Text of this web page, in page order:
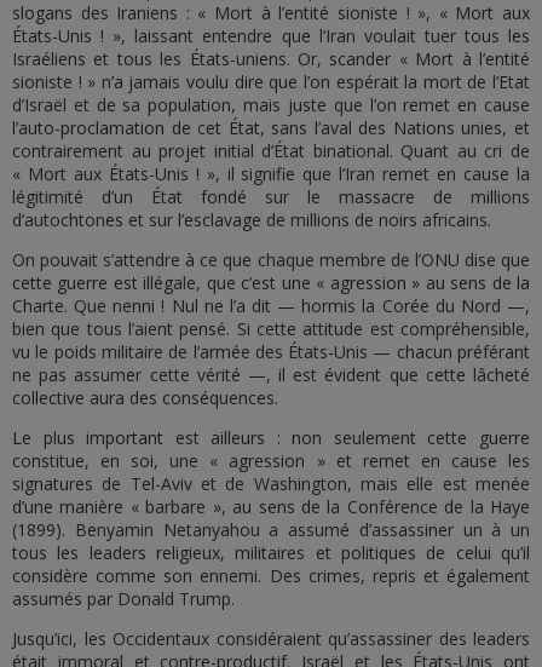
slogans des Iraniens : « Mort à l’entité sioniste ! », « Mort aux
États-Unis ! », laissant entendre que l’Iran voulait tuer tous les
Israéliens et tous les États-uniens. Or, scander « Mort à l’entité
sioniste ! » n’a jamais voulu dire que l’on espérait la mort de l’Etat
d’Israël et de sa population, mais juste que l’on remet en cause
l’auto-proclamation de cet État, sans l’aval des Nations unies, et
contrairement au projet initial d’État binational. Quant au cri de
« Mort aux États-Unis ! », il signifie que l’Iran remet en cause la
légitimité d’un État fondé sur le massacre de millions
d’autochtones et sur l’esclavage de millions de noirs africains.
On pouvait s’attendre à ce que chaque membre de l’ONU dise que
cette guerre est illégale, que c’est une « agression » au sens de la
Charte. Que nenni ! Nul ne l’a dit — hormis la Corée du Nord —,
bien que tous l’aient pensé. Si cette attitude est compréhensible,
vu le poids militaire de l’armée des États-Unis — chacun préférant
ne pas assumer cette vérité —, il est évident que cette lâcheté
collective aura des conséquences.
Le plus important est ailleurs : non seulement cette guerre
constitue, en soi, une « agression » et remet en cause les
signatures de Tel-Aviv et de Washington, mais elle est menée
d’une manière « barbare », au sens de la Conférence de la Haye
(1899). Benyamin Netanyahou a assumé d’assassiner un à un
tous les leaders religieux, militaires et politiques de celui qu’il
considère comme son ennemi. Des crimes, repris et également
assumés par Donald Trump.
Jusqu’ici, les Occidentaux considéraient qu’assassiner des leaders
était immoral et contre-productif. Israël et les États-Unis ont